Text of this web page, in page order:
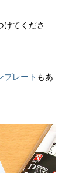
けてくださ
プレート もあ